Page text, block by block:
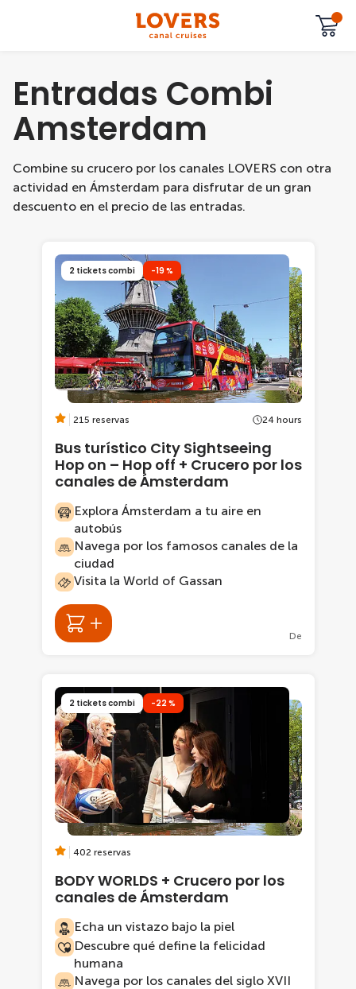
Entradas Combi
Amsterdam
Combine su crucero por los canales LOVERS con otra
actividad en Ámsterdam para disfrutar de un gran
descuento en el precio de las entradas.
2 tickets combi -19 %
215 reservas 24 hours
Bus turístico City Sightseeing
Hop on – Hop off + Crucero por los
canales de Ámsterdam
Explora Ámsterdam a tu aire en
autobús
Navega por los famosos canales de la
ciudad
Visita la World of Gassan
De
2 tickets combi -22 %
402 reservas
BODY WORLDS + Crucero por los
canales de Ámsterdam
Echa un vistazo bajo la piel
Descubre qué define la felicidad
humana
Navega por los canales del siglo XVII